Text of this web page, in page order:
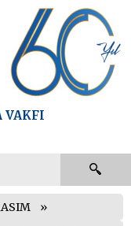
VAKFI